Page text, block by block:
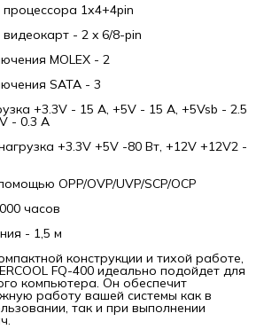
1х4+4pin
- 2 x 6/8-pin
MOLEX - 2
SATA - 3
+3.3V - 15 А, +5V - 15 А, +5Vsb - 2.5
- 0.3 А
+3.3V +5V -80 Вт, +12V +12V2 -
OPP/OVP/UVP/SCP/OCP
часов
- 1,5 м
конструкции и тихой работе,
FQ-400 идеально подойдет для
компьютера. Он обеспечит
работу вашей системы как в
так и при выполнении